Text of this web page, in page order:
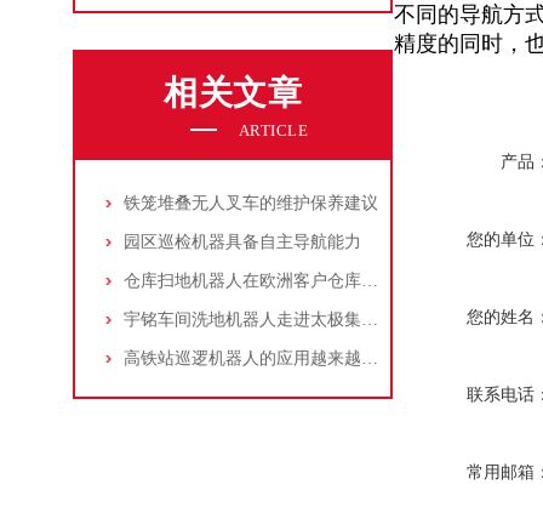
相关文章
ARTICLE
铁笼堆叠无人叉车的维护保养建议
园区巡检机器具备自主导航能力
仓库扫地机器人在欧洲客户仓库的应用
宇铭车间洗地机器人走进太极集团数字化车间
高铁站巡逻机器人的应用越来越深入
不同的导航方
精度的同时，
产品
您的单位
您的姓名
联系电话
常用邮箱